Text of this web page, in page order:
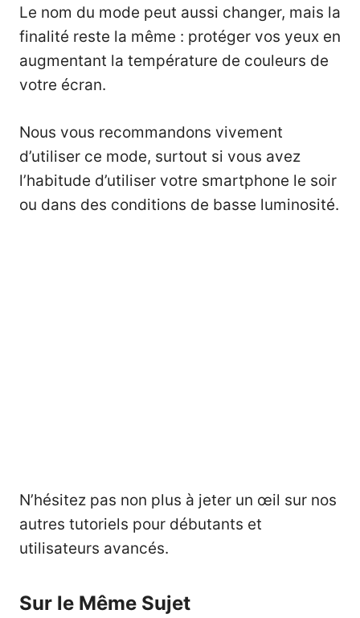
Le nom du mode peut aussi changer, mais la
finalité reste la même : protéger vos yeux en
augmentant la température de couleurs de
votre écran.
Nous vous recommandons vivement
d’utiliser ce mode, surtout si vous avez
l’habitude d’utiliser votre smartphone le soir
ou dans des conditions de basse luminosité.
N’hésitez pas non plus à jeter un œil sur nos
autres tutoriels pour débutants et
utilisateurs avancés.
Sur le Même Sujet